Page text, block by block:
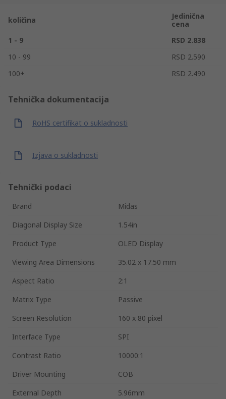
količina
Jedinična
cena
1 - 9
RSD 2.838
10 - 99
RSD 2.590
100+
RSD 2.490
Tehnička dokumentacija
RoHS certifikat o sukladnosti
Izjava o sukladnosti
Tehnički podaci
Brand
Midas
Diagonal Display Size
1.54in
Product Type
OLED Display
Viewing Area Dimensions
35.02 x 17.50 mm
Aspect Ratio
2:1
Matrix Type
Passive
Screen Resolution
160 x 80 pixel
Interface Type
SPI
Contrast Ratio
10000:1
Driver Mounting
COB
External Depth
5.96mm